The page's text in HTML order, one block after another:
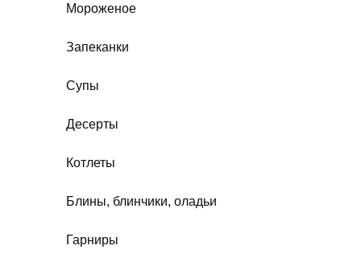
Мороженое
Запеканки
Супы
Десерты
Котлеты
Блины, блинчики, оладьи
Гарниры